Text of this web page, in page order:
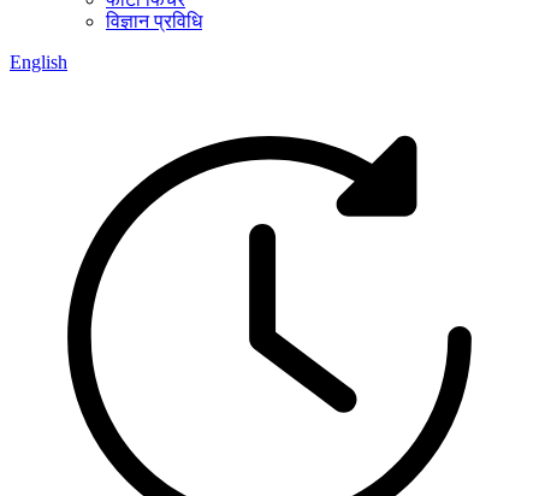
विज्ञान प्रविधि
English